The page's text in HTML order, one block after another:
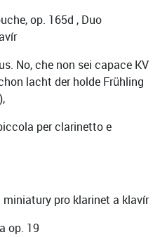
op. 165d , Duo
No, che non sei capace KV
lacht der holde Frühling
per clarinetto e
miniatury pro klarinet a klavír
op. 19